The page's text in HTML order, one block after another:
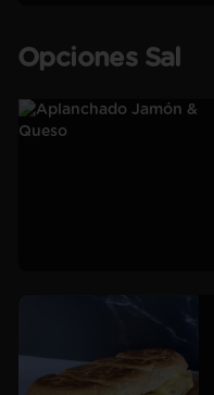
Opciones Sal